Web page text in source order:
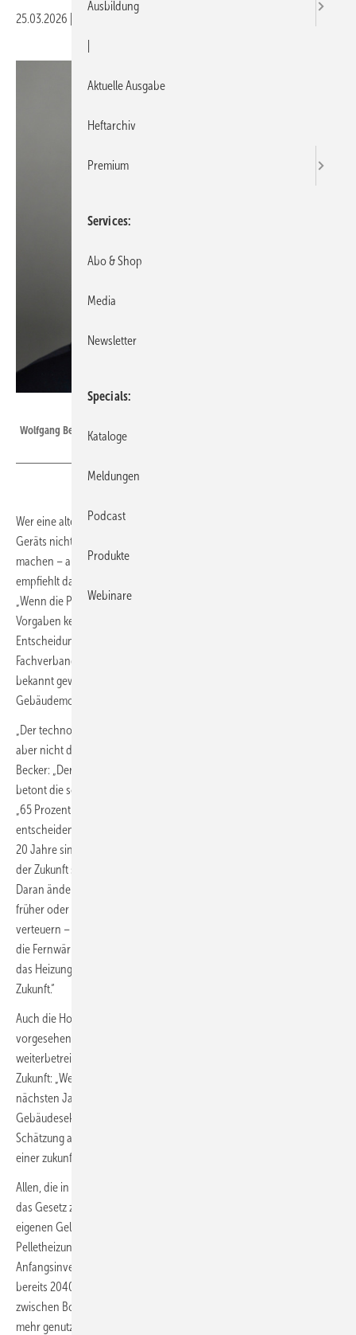
25.03.2026
Wolfgang Becker: „Energiefrieden“ gefordert, Eckpfeiler bekommen.
Wer eine alte Heizung modernisieren möchte, sollte die Auswahl des
Geräts nicht von tagesaktuellen Entscheidungen der Politik abhängig
machen – auch nicht von der nun angestoßenen Reform. Das
empfiehlt das Sanitär-Heizung-Klima-Handwerk Baden-Württemberg.
„Wenn die Politik weiterhin alle zwei Jahre die Regeln ändert, sind ihre
Vorgaben kein verlässlicher Rahmen für eine solch weitreichende
Entscheidung“, sagte Hauptgeschäftsführer Wolfgang Becker des
Fachverbands SHK Baden-­Württemberg vor dem Hintergrund der nun
bekannt gewordenen Eckpunkte zum neuen
Gebäudemodernisierungsgesetz (GMG).
„Der technologieoffene Ansatz ist grundsätzlich zu begrüßen, darf
aber nicht darüber hinwegtäuschen, dass die große Linie bleibt“, so
Becker: „Der Gebäudesektor soll und muss CO
betont die schwarz-rote Koalition selbst.“ Ob die Vorgabe nun laute
„65 Prozent erneuerbare Energien“ oder „X Prozent Biomethan“: „Die
entscheidenden Fragen beim Einbau einer Heizung für die nächsten
20 Jahre sind andere. Denn längst ist klar, welches die Heizsysteme
der Zukunft sind – und vor allem auch langfristig die günstigsten.
Daran ändert eine erneute Reform des GEG nichts, im Gegenteil: Ob
früher oder später, der CO
verteuern – zu denen bis jetzt übrigens zu überwiegenden Teilen auch
die Fernwärme gehört“, betont der Hauptgeschäftsführer. „Auch wenn
das Heizungsgesetz tot ist, die Wärmepumpe lebt. Ihr gehört die
Zukunft.“
Auch die Hoffnung, man könne eine Gasheizung mit dem nun
vorgesehenen „Grüngas“ oder Wasserstoff dauerhaft
weiterbetreiben, hält ­Becker für eine teure Wette auf eine unsichere
Zukunft: „Weder Biomethan noch Wasserstoff werden in den
nächsten Jahren in der Menge zur Verfügung stehen, die für den
Gebäudesektor nötig wäre. Wer darauf setzt, wird nach heutiger
Schätzung am Ende deutlich mehr für seine Wärme bezahlen als mit
einer zukunftsfähigen Heizung.“
Allen, die in Baden-Württemberg ein Haus besitzen, rät Becker, nicht
das Gesetz zum Maßstab ihrer Entscheidung zu machen, sondern den
eigenen Geldbeutel. Denn schon heute sind Wärmepumpe und
Pelletheizung langfristig die günstigsten Heizungsarten, auch wenn die
Anfangsinvestition höher ausfällt. Dies gilt umso mehr, da das Land
bereits 2040 klimaneutral sein will und somit fossile Energieträger
zwischen Bodensee und Odenwald bereits fünf Jahre früher nicht
mehr genutzt werden dürfen als im Rest Deutschlands. Dass
Ausbildung
Aktuelle Ausgabe
Heftarchiv
Premium
Services
Abo & Shop
Media
Newsletter
Specials
Kataloge
Meldungen
Podcast
Produkte
Webinare